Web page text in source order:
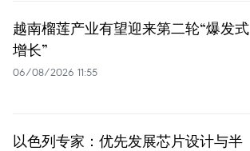
越南榴莲产业有望迎来第二轮“爆发式
增长”
06/08/2026 11:55
以色列专家：优先发展芯片设计与半